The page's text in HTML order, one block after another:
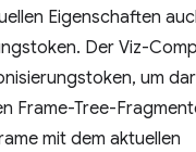
Eigenschaften
Der Viz-
um
Frame-Tree-
mit dem aktuellen